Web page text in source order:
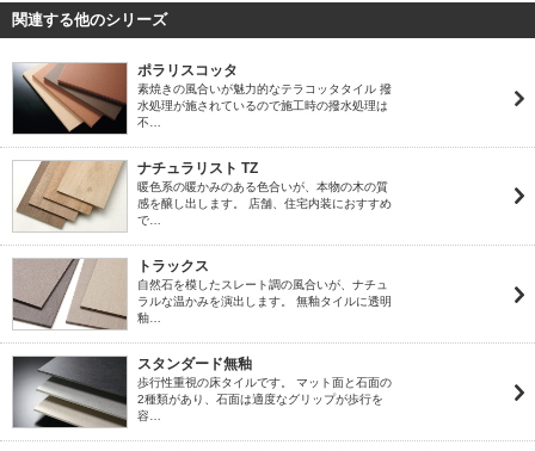
関連する他のシリーズ
ポラリスコッタ
素焼きの風合いが魅力的なテラコッタタイル 撥
水処理が施されているので施工時の撥水処理は
不…
ナチュラリスト TZ
暖色系の暖かみのある色合いが、本物の木の質
感を醸し出します。 店舗、住宅内装におすすめ
で…
トラックス
自然石を模したスレート調の風合いが、ナチュ
ラルな温かみを演出します。 無釉タイルに透明
釉…
スタンダード無釉
歩行性重視の床タイルです。 マット面と石面の
2種類があり、石面は適度なグリップが歩行を
容…